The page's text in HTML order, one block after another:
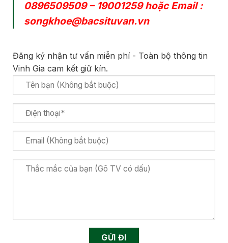
0896509509– 19001259hoặc Email :
songkhoe@bacsituvan.vn
Đăng ký nhận tư vấn miễn phí - Toàn bộ thông tin
Vinh Gia cam kết giữ kín.